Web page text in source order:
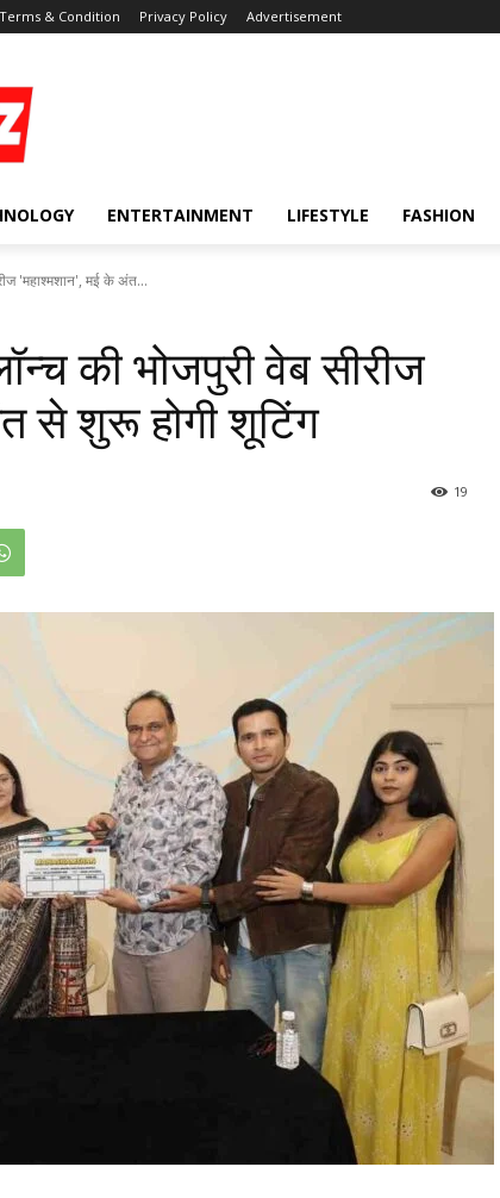
Terms & Condition Privacy Policy Advertisement
ENTERTAINMENT LIFESTYLE FASHION
'महाश्मशान', मई के अंत...
की भोजपुरी वेब सीरीज
से शुरू होगी शूटिंग
19